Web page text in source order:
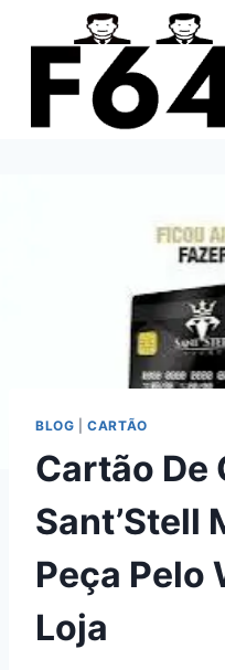
para
BLOG |CARTÃO
Cartão De
Sant’Stell
Peça Pelo
Loja